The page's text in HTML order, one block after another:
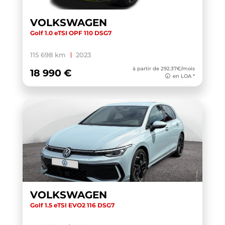
PASSAT SW (1)
POLO (71)
Q3 (19)
Q4 E-TRON SPORTBACK (1)
Q5 SPORTBACK
Q6 E-TRON (1)
Q8 (6)
Q8 E-TRON (1)
QASHQAI (1)
VOLKSWAGEN
Golf 1.0 eTSI OPF 110 DSG7
115 698 km 2023
18 990 €
à partir de 292.37€/mois
en LOA *
VOLKSWAGEN
Golf 1.5 eTSI EVO2 116 DSG7